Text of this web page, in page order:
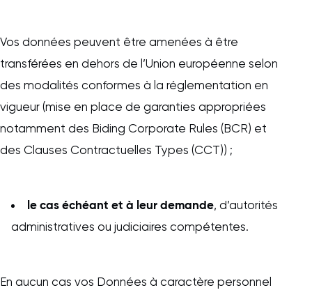
Vos données peuvent être amenées à être
transférées en dehors de l’Union européenne selon
des modalités conformes à la réglementation en
vigueur (mise en place de garanties appropriées
notamment des Biding Corporate Rules (BCR) et
des Clauses Contractuelles Types (CCT)) ;
le cas échéant et à leur demande, d’autorités
administratives ou judiciaires compétentes.
En aucun cas vos Données à caractère personnel